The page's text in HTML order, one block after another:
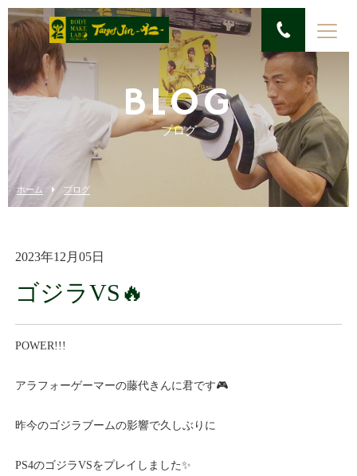
BLOG
ブログ
ホーム ブログ
2023年12月05日
ゴジラVS🔥
POWER!!!
アラフォーゲーマーの藤代きんに君です🎮
昨今のゴジラブームの影響で久しぶりに
PS4のゴジラVSをプレイしました✨